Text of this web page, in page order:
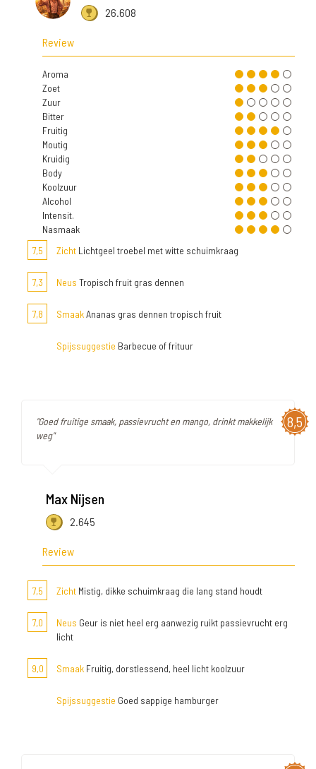
26.608
Review
Aroma
Zoet
Zuur
Bitter
Fruitig
Moutig
Kruidig
Body
Koolzuur
Alcohol
Intensit.
Nasmaak
7,5
Zicht Lichtgeel troebel met witte schuimkraag
7,3 Neus Tropisch fruit gras dennen
7,8 SmaakAnanas gras dennen tropisch fruit
Spijssuggestie Barbecue of frituur
8,5
"Goed fruitige smaak, passievrucht en mango, drinkt makkelijk
weg"
Max Nijsen
2.645
Review
7,5 Zicht Mistig, dikke schuimkraag die lang stand houdt
7,0 Neus Geur is niet heel erg aanwezig ruikt passievrucht erg
licht
9,0 Smaak Fruitig, dorstlessend, heel licht koolzuur
Spijssuggestie Goed sappige hamburger